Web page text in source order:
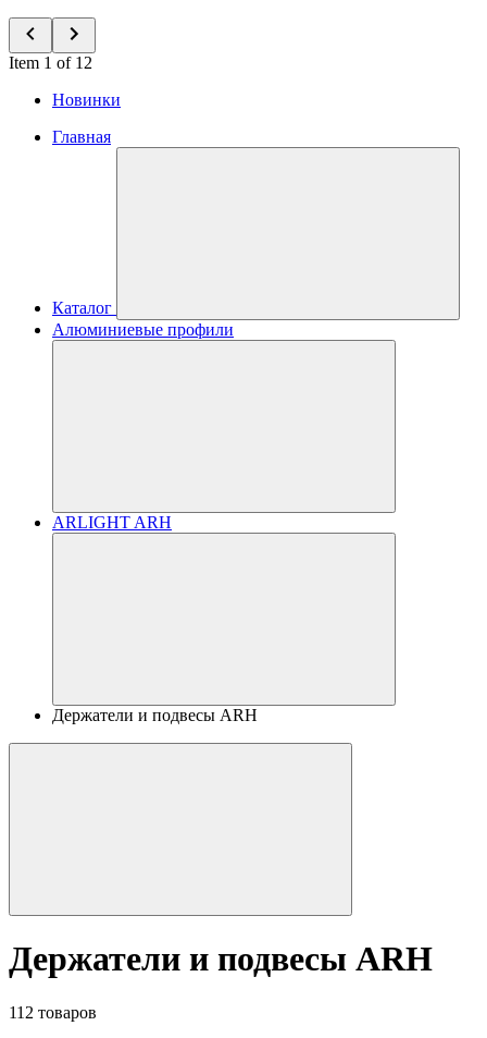
Item 1 of 12
Новинки
Главная
Каталог
Алюминиевые профили
ARLIGHT ARH
Держатели и подвесы ARH
Держатели и подвесы ARH
112 товаров